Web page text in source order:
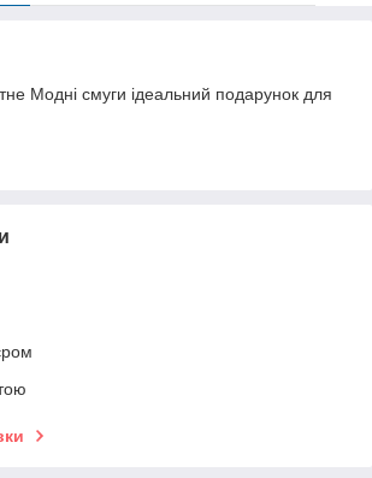
Модні смуги ідеальний подарунок для